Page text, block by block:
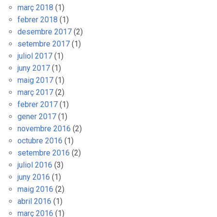
març 2018 (1)
febrer 2018 (1)
desembre 2017 (2)
setembre 2017 (1)
juliol 2017 (1)
juny 2017 (1)
maig 2017 (1)
març 2017 (2)
febrer 2017 (1)
gener 2017 (1)
novembre 2016 (2)
octubre 2016 (1)
setembre 2016 (2)
juliol 2016 (3)
juny 2016 (1)
maig 2016 (2)
abril 2016 (1)
març 2016 (1)